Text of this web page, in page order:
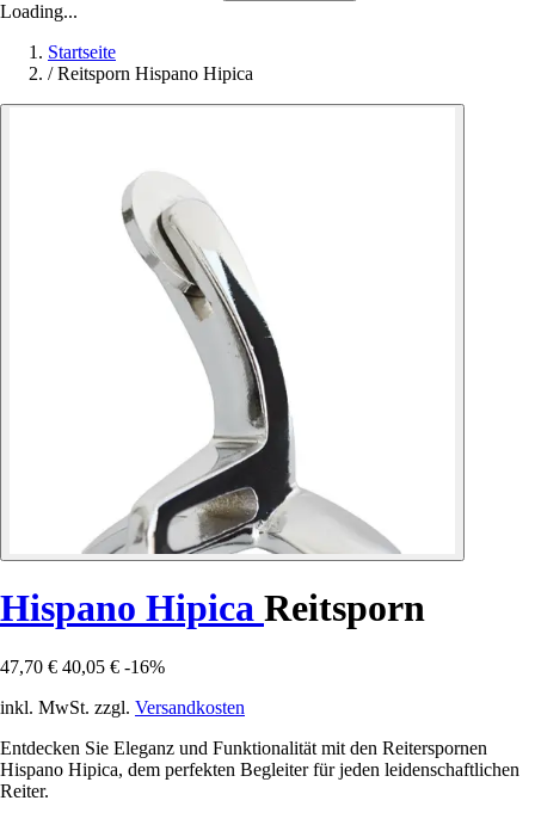
Loading...
Startseite
/ Reitsporn Hispano Hipica
Hispano Hipica Reitsporn
47,70 € 40,05 € -16%
inkl. MwSt. zzgl. Versandkosten
Entdecken Sie Eleganz und Funktionalität mit den Reiterspornen
Hispano Hipica, dem perfekten Begleiter für jeden leidenschaftlichen
Reiter.